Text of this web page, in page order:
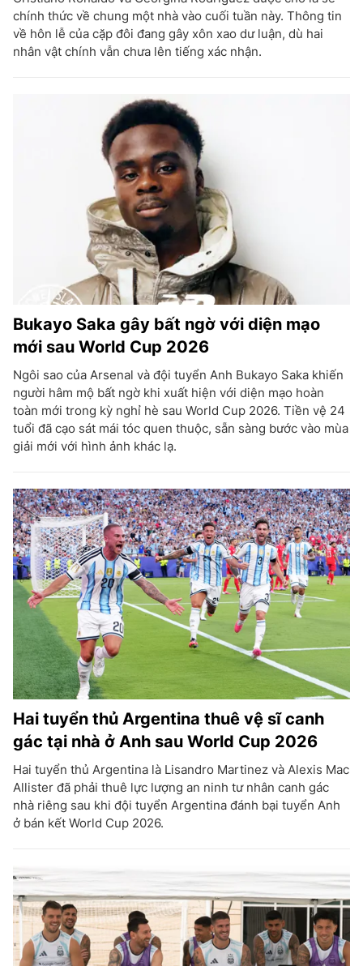
chính thức về chung một nhà vào cuối tuần này. Thông tin
về hôn lễ của cặp đôi đang gây xôn xao dư luận, dù hai
nhân vật chính vẫn chưa lên tiếng xác nhận.
Bukayo Saka gây bất ngờ với diện mạo
mới sau World Cup 2026
Ngôi sao của Arsenal và đội tuyển Anh Bukayo Saka khiến
người hâm mộ bất ngờ khi xuất hiện với diện mạo hoàn
toàn mới trong kỳ nghỉ hè sau World Cup 2026. Tiền vệ 24
tuổi đã cạo sát mái tóc quen thuộc, sẵn sàng bước vào mùa
giải mới với hình ảnh khác lạ.
Hai tuyển thủ Argentina thuê vệ sĩ canh
gác tại nhà ở Anh sau World Cup 2026
Hai tuyển thủ Argentina là Lisandro Martinez và Alexis Mac
Allister đã phải thuê lực lượng an ninh tư nhân canh gác
nhà riêng sau khi đội tuyển Argentina đánh bại tuyển Anh
ở bán kết World Cup 2026.